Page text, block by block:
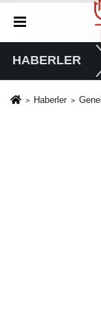
HABERLER
Haberler Genel